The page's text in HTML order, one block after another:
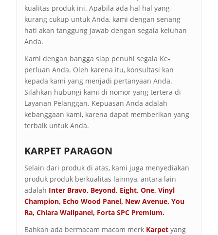
kualitas produk ini. Apabila ada hal hal yang
kurang cukup untuk Anda, kami dengan senang
hati akan tanggung jawab dengan segala keluhan
Anda.
Kami dengan bangga siap penuhi segala Ke-
perluan Anda. Oleh karena itu, konsultasi kan
kepada kami yang menjadi pertanyaan Anda.
Silahkan hubungi kami di nomor yang tertera di
Layanan Pelanggan. Kepuasan Anda adalah
kebanggaan kami, karena dapat memberikan yang
terbaik untuk Anda.
KARPET PARAGON
Selain dari produk di atas, kami juga menyediakan
produk produk berkualitas lainnya, antara lain
adalah Inter Bravo, Beyond, Eight, One, Vinyl
Champion, Echo Wood Panel, New Avenue, You
Ra, Chiara Wallpanel, Forta SPC Premium.
Bahkan ada bermacam macam merk Karpetyang